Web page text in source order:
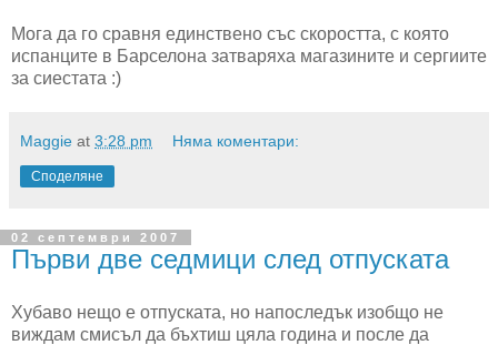
Мога да го сравня единствено със скоростта, с която
испанците в Барселона затваряха магазините и сергиите
за сиестата :)
Maggie at 3:28 pm Няма коментари:
Споделяне
02 септември 2007
Първи две седмици след отпуската
Хубаво нещо е отпуската, но напоследък изобщо не
виждам смисъл да бъхтиш цяла година и после да